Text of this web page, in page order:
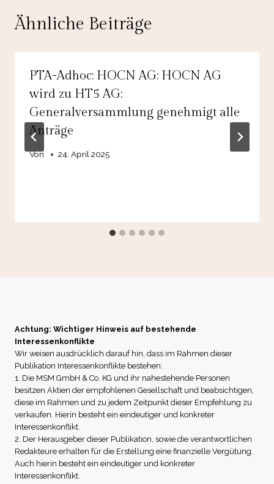
Ähnliche Beiträge
PTA-Adhoc: HOCN AG: HOCN AG
wird zu HT5 AG:
Generalversammlung genehmigt alle
Anträge
Von 24. April 2025
Achtung: Wichtiger Hinweis auf bestehende
Interessenkonflikte
Wir weisen ausdrücklich darauf hin, dass im Rahmen dieser
Publikation Interessenkonflikte bestehen:
1. Die MSM GmbH & Co. KG und ihr nahestehende Personen
besitzen Aktien der empfohlenen Gesellschaft und beabsichtigen,
diese im Rahmen und zu jedem Zeitpunkt dieser Empfehlung zu
verkaufen. Hierin besteht ein eindeutiger und konkreter
Interessenkonflikt.
2. Der Herausgeber dieser Publikation, sowie die verantwortlichen
Redakteure erhalten für die Erstellung eine finanzielle Vergütung.
Auch hierin besteht ein eindeutiger und konkreter
Interessenkonflikt.